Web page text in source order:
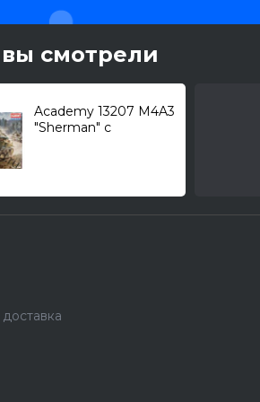
смотрели
Academy 13207 M4A3
"Sherman" с